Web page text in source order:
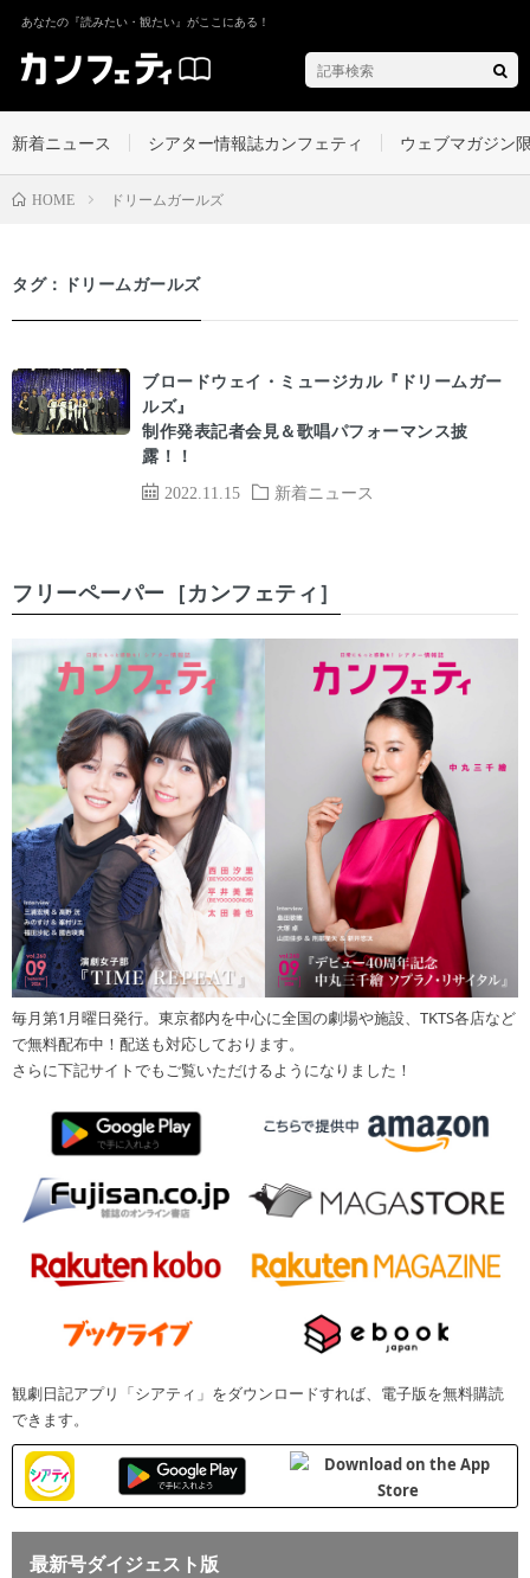
あなたの『読みたい・観たい』がここにある！
新着ニュース シアター情報誌カンフェティ ウェブマガジン
HOME ドリームガールズ
タグ：ドリームガールズ
2022.11.15 新着ニュース
ブロードウェイ・ミュージカル『ドリームガー
ルズ』
制作発表記者会見＆歌唱パフォーマンス披
露！！
フリーペーパー［カンフェティ］
毎月第1月曜日発行。東京都内を中心に全国の劇場や施設、TKTS各店など
で無料配布中！配送も対応しております。
さらに下記サイトでもご覧いただけるようになりました！
観劇日記アプリ「シアティ」をダウンロードすれば、電子版を無料購読
できます。
最新号ダイジェスト版